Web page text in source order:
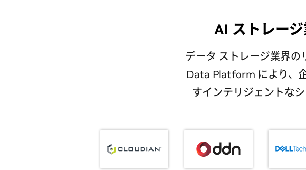
AI ストレー
データ ストレージ業界
Data Platform により、
すインテリジェントな